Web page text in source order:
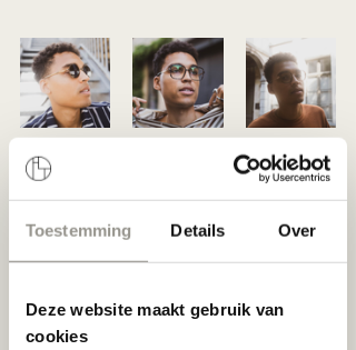
Toestemming Details Over
Deze website maakt gebruik van
cookies
wordt in
collectie gepast gevierd met een
New
Collection Trunkshow-event. Bij deze bent u
zintuigen niet enkel met menig moois, maar
gaan nog net dat tikkeltje verder en